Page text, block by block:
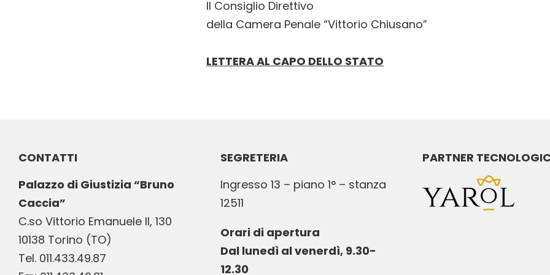
Il Consiglio Direttivo
della Camera Penale “Vittorio Chiusano”
LETTERA AL CAPO DELLO STATO
CONTATTI
Palazzo di Giustizia “Bruno
Caccia”
C.so Vittorio Emanuele II, 130
10138 Torino (TO)
Tel. 011.433.49.87
SEGRETERIA
Ingresso 13 – piano 1° – stanza
12511
Orari di apertura
Dal lunedì al venerdì, 9.30-
12.30
PARTNER